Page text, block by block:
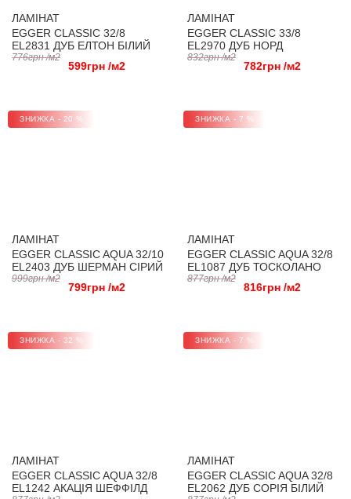
ЛАМІНАТ
EGGER CLASSIC 32/8
EL2831 ДУБ ЕЛТОН БІЛИЙ
776грн /м2
599грн /м2
ЛАМІНАТ
EGGER CLASSIC 33/8
EL2970 ДУБ НОРД
НАТУРАЛЬНИЙ
832грн /м2
782грн /м2
ЗНИЖКА - 20 %
ЛАМІНАТ
EGGER CLASSIC AQUA 32/10
EL2403 ДУБ ШЕРМАН СІРИЙ
999грн /м2
799грн /м2
ЗНИЖКА - 7 %
ЛАМІНАТ
EGGER CLASSIC AQUA 32/8
EL1087 ДУБ ТОСКОЛАНО
СВІТЛИЙ
877грн /м2
816грн /м2
ЗНИЖКА - 32 %
ЛАМІНАТ
EGGER CLASSIC AQUA 32/8
EL1242 АКАЦІЯ ШЕФФІЛД
ЗНИЖКА - 7 %
ЛАМІНАТ
EGGER CLASSIC AQUA 32/8
EL2062 ДУБ СОРІЯ БІЛИЙ